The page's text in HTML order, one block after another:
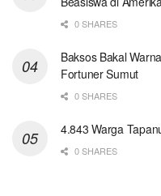
0 SHARES
Baksos Bakal
Fortuner Sumut
0 SHARES
4.843 Warga
0 SHARES